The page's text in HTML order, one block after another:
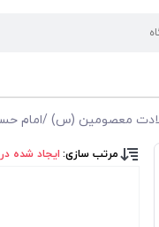
معصومین (س) /امام
مرتب سازی: ایجاد شده در